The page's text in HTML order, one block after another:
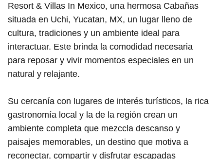
Resort & Villas In Mexico, una hermosa Cabañas
situada en Uchi, Yucatan, MX, un lugar lleno de
cultura, tradiciones y un ambiente ideal para
interactuar. Este brinda la comodidad necesaria
para reposar y vivir momentos especiales en un
natural y relajante.
Su cercanía con lugares de interés turísticos, la rica
gastronomía local y la de la región crean un
ambiente completa que mezccla descanso y
paisajes memorables, un destino que motiva a
reconectar, compartir y disfrutar escapadas